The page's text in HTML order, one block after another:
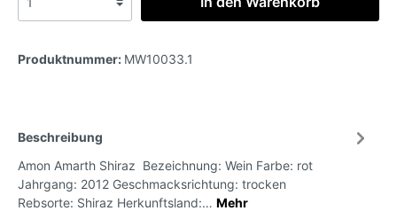
Produktnummer: MW10033.1
Beschreibung
Amon Amarth Shiraz Bezeichnung: Wein Farbe: rot
Jahrgang: 2012 Geschmacksrichtung: trocken
Rebsorte: Shiraz Herkunftsland:… Mehr